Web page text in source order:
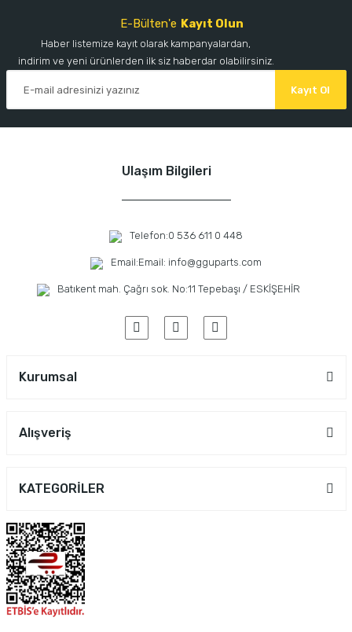
E-Bülten'e Kayıt Olun
Haber listemize kayıt olarak kampanyalardan,
indirim ve yeni ürünlerden ilk siz haberdar olabilirsiniz.
Kayıt Ol
Ulaşım Bilgileri
Telefon:0 536 611 0 448
Email:Email: info@gguparts.com
Batıkent mah. Çağrı sok. No:11 Tepebaşı / ESKİŞEHİR
Kurumsal
Alışveriş
KATEGORİLER